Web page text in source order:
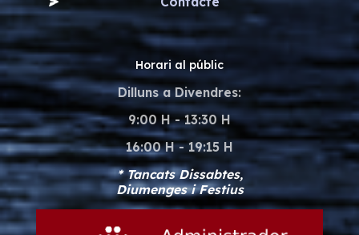
Horari al públic
Dilluns a Divendres:
9:00 H - 13:30 H
16:00 H - 19:15 H
* Tancats Dissabtes,
Diumenges i Festius